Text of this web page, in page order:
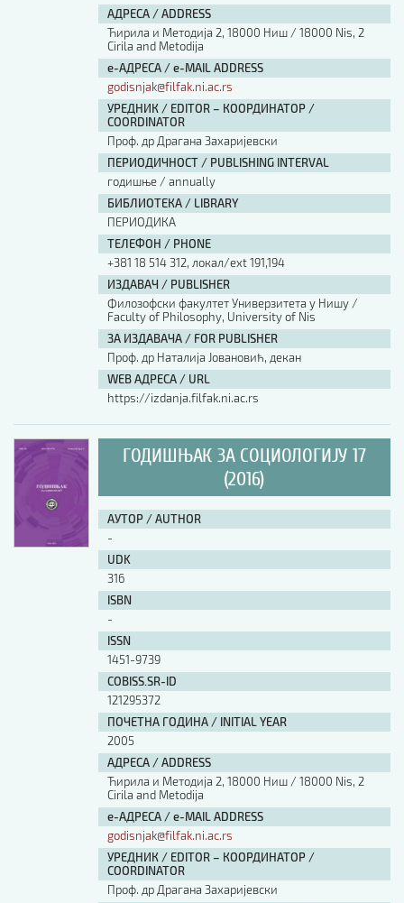
АДРЕСА / ADDRESS
Ћирила и Методија 2, 18000 Ниш / 18000 Nis, 2
Cirila and Metodija
е-АДРЕСА / e-MAIL ADDRESS
godisnjak@filfak.ni.ac.rs
УРЕДНИК / EDITOR – КООРДИНАТОР /
COORDINATOR
Проф. др Драгана Захаријевски
ПЕРИОДИЧНОСТ / PUBLISHING INTERVAL
годишње / annually
БИБЛИОТЕКА / LIBRARY
ПЕРИОДИКА
ТЕЛЕФОН / PHONE
+381 18 514 312, локал/ext 191,194
ИЗДАВАЧ / PUBLISHER
Филозофски факултет Универзитета у Нишу /
Faculty of Philosophy, University of Nis
ЗА ИЗДАВАЧА / FOR PUBLISHER
Проф. др Наталија Јовановић, декан
WEB АДРЕСА / URL
https://izdanja.filfak.ni.ac.rs
ГОДИШЊАК ЗА СОЦИОЛОГИЈУ 17
(2016)
АУТОР / AUTHOR
-
UDK
316
ISBN
-
ISSN
1451-9739
COBISS.SR-ID
121295372
ПОЧЕТНА ГОДИНА / INITIAL YEAR
2005
АДРЕСА / ADDRESS
Ћирила и Методија 2, 18000 Ниш / 18000 Nis, 2
Cirila and Metodija
е-АДРЕСА / e-MAIL ADDRESS
godisnjak@filfak.ni.ac.rs
УРЕДНИК / EDITOR – КООРДИНАТОР /
COORDINATOR
Проф. др Драгана Захаријевски